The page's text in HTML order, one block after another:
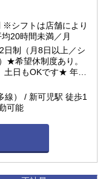
※シフトは店舗により
20時間未満／月
日制（月8日以上／シ
★希望休制度あり。
土日もOKです★ 年次
ョン制度（夏季長期
能！ 他詳細は求人
線） / 新可児駅 徒歩1
可能